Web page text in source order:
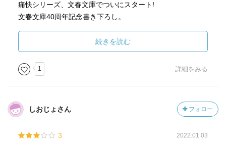
痛快シリーズ、文春文庫でついにスタート!
文春文庫40周年記念書き下ろし。
進行を途絶して中断した「酔いどれ小籐次留書」シリーズ
を引き継いだ（書き継いだ）新シリーズ「新・酔いどれ小
籐次」の第1作… 旧作とは、やや設定が異なっているらし
ができましたね。
■第二章 読売売出し
続きを読む
1 詳細をみる
しおじょさん フォロー
3 2022.01.03